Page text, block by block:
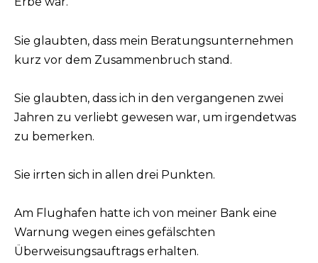
Sie glaubten, dass mein Beratungsunternehmen
kurz vor dem Zusammenbruch stand.
Sie glaubten, dass ich in den vergangenen zwei
Jahren zu verliebt gewesen war, um irgendetwas
zu bemerken.
Sie irrten sich in allen drei Punkten.
Am Flughafen hatte ich von meiner Bank eine
Warnung wegen eines gefälschten
Überweisungsauftrags erhalten.